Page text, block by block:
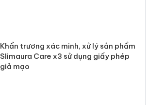
Khẩn trương xác minh, xử lý sản phẩm
Slimaura Care x3 sử dụng giấy phép
giả mạo